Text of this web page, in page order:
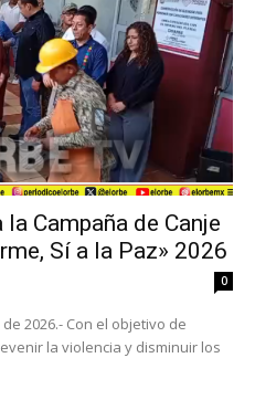
Campaña de Canje
Sí a la Paz» 2026
0
2026.- Con el objetivo de
la violencia y disminuir los